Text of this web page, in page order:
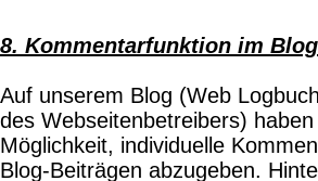
8. Kommentarfunktion im Blog
Auf unserem Blog (Web
des Webseitenbetreibers)
Möglichkeit, individuelle
Blog-Beiträgen abzugeben.